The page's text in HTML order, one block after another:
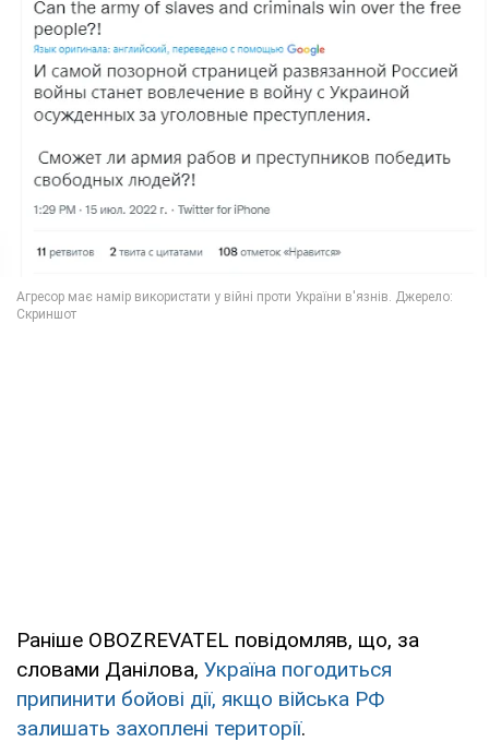
Раніше OBOZREVATEL повідомляв, що, за
словами Данілова, Україна погодиться
припинити бойові дії, якщо війська РФ
залишать захоплені території.